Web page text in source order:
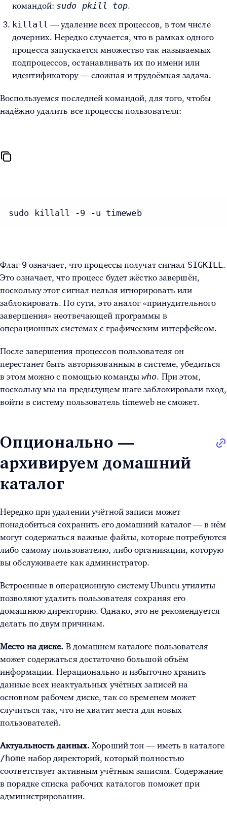
командой: sudo pkill top.
killall — удаление всех процессов, в том числе
дочерних. Нередко случается, что в рамках одного
процесса запускается множество так называемых
подпроцессов, останавливать их по имени или
идентификатору — сложная и трудоёмкая задача.
Воспользуемся последней командой, для того, чтобы
надёжно удалить все процессы пользователя:
sudo killall -9 -u timeweb
Флаг 9 означает, что процессы получат сигнал SIGKILL.
Это означает, что процесс будет жёстко завершён,
поскольку этот сигнал нельзя игнорировать или
заблокировать. По сути, это аналог «принудительного
завершения» неотвечающей программы в
операционных системах с графическим интерфейсом.
После завершения процессов пользователя он
перестанет быть авторизованным в системе, убедиться
в этом можно с помощью командыwho. При этом,
поскольку мы на предыдущем шаге заблокировали вход,
войти в систему пользователь timeweb не сможет.
Опционально —
архивируем домашний
каталог
Нередко при удалении учётной записи может
понадобиться сохранить его домашний каталог — в нём
могут содержаться важные файлы, которые потребуются
либо самому пользователю, либо организации, которую
вы обслуживаете как администратор.
Встроенные в операционную систему Ubuntu утилиты
позволяют удалить пользователя сохраняя его
домашнюю директорию. Однако, это не рекомендуется
делать по двум причинам.
Место на диске. В домашнем каталоге пользователя
может содержаться достаточно большой объём
информации. Нерационально и избыточно хранить
данные всех неактуальных учётных записей на
основном рабочем диске, так со временем может
случиться так, что не хватит места для новых
пользователей.
Актуальность данных.Хороший тон — иметь в каталоге
/home набор директорий, который полностью
соответствует активным учётным записям. Содержание
в порядке списка рабочих каталогов поможет при
администрировании.